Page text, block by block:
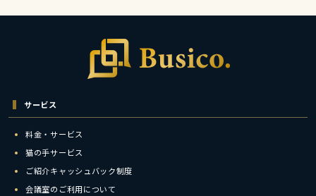
サービス
料金・サービス
猫の手サービス
ご紹介キャッシュバック制度
会議室のご利用について